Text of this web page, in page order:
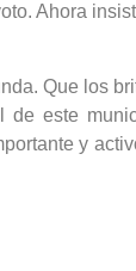
Ahora
Que los
de este
y